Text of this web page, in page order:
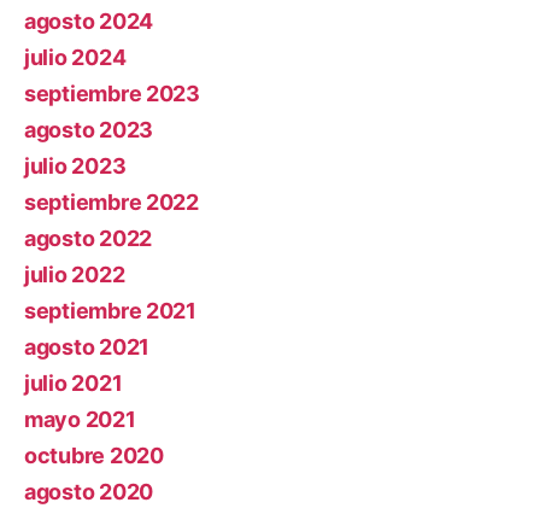
agosto 2024
julio 2024
septiembre 2023
agosto 2023
julio 2023
septiembre 2022
agosto 2022
julio 2022
septiembre 2021
agosto 2021
julio 2021
mayo 2021
octubre 2020
agosto 2020